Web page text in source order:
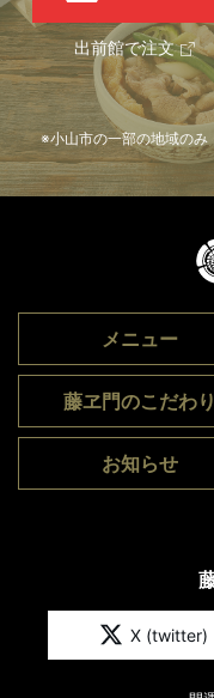
出前館で注文
小山市の一部の地域の
メニュー
藤ヱ門のこだわり
お知らせ
X (twitter)